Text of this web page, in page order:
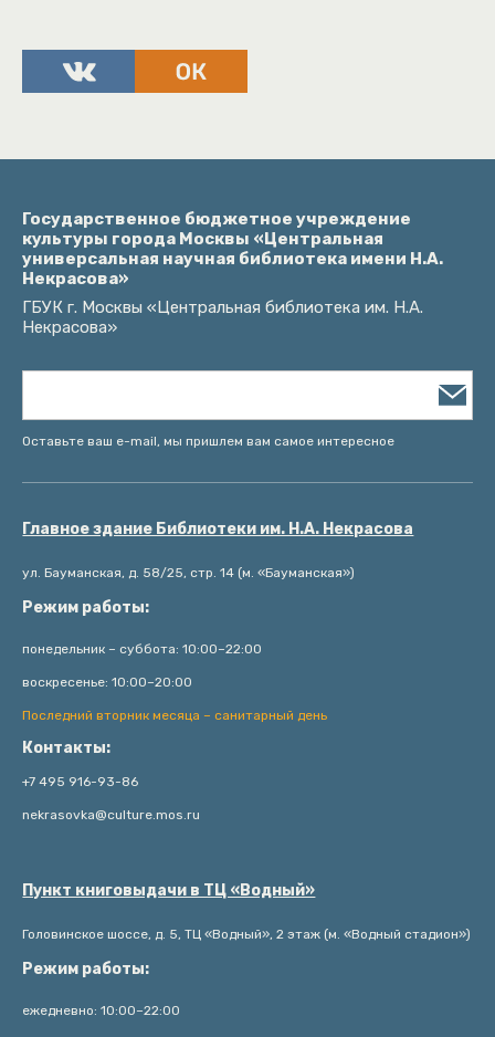
Государственное бюджетное учреждение
культуры города Москвы «Центральная
универсальная научная библиотека имени Н.А.
Некрасова»
ГБУК г. Москвы «Центральная библиотека им. Н.А.
Некрасова»
Оставьте ваш e-mail, мы пришлем вам самое интересное
Главное здание Библиотеки им. Н.А. Некрасова
ул. Бауманская, д. 58/25, стр. 14 (м. «Бауманская»)
Режим работы:
понедельник – суббота: 10:00–22:00
воскресенье: 10:00–20:00
Последний вторник месяца – санитарный день
Контакты:
+7 495 916-93-86
nekrasovka@culture.mos.ru
Пункт книговыдачи в ТЦ «Водный»
Головинское шоссе, д. 5, ТЦ «Водный», 2 этаж (м. «Водный стадион»)
Режим работы:
ежедневно: 10:00–22:00